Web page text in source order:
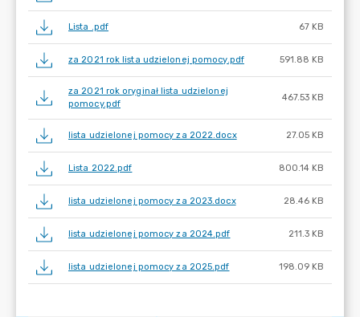
Lista .pdf 67 KB
za 2021 rok lista udzielonej pomocy.pdf 591.88 KB
za 2021 rok oryginał lista udzielonej
pomocy.pdf
467.53 KB
lista udzielonej pomocy za 2022.docx 27.05 KB
Lista 2022.pdf 800.14 KB
lista udzielonej pomocy za 2023.docx 28.46 KB
lista udzielonej pomocy za 2024.pdf 211.3 KB
lista udzielonej pomocy za 2025.pdf 198.09 KB